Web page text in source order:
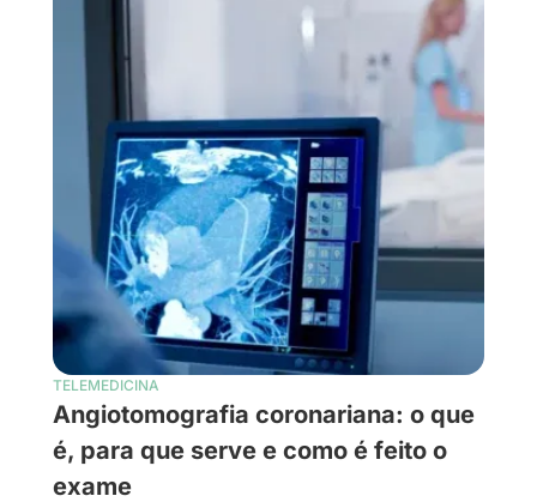
TELEMEDICINA
Angiotomografia coronariana: o que
é, para que serve e como é feito o
exame